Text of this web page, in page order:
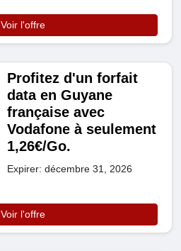
Voir l'offre
Profitez d'un forfait
data en Guyane
française avec
Vodafone à seulement
1,26€/Go.
Expirer: décembre 31, 2026
Voir l'offre